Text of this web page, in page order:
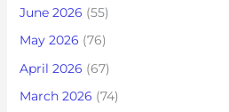
June 2026 (55)
May 2026 (76)
April 2026 (67)
March 2026 (74)